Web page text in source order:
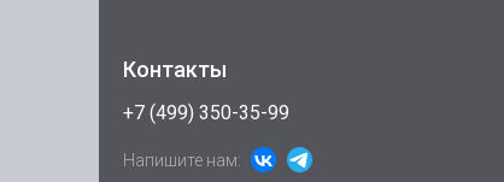
Контакты
+7 (499) 350-35-99
Напишите нам: